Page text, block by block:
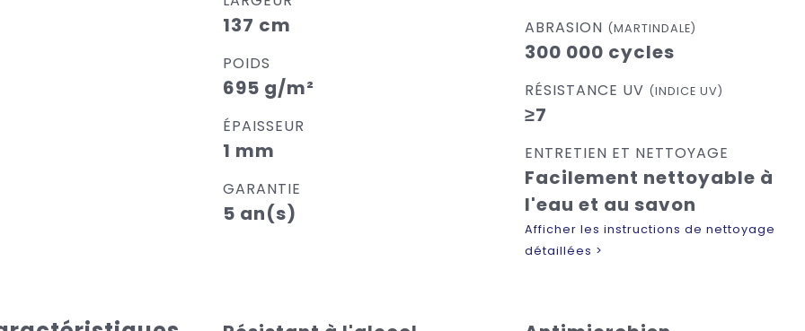
137 cm
POIDS
695 g/m²
ÉPAISSEUR
1 mm
GARANTIE
5 an(s)
ABRASION (MARTINDALE)
300 000 cycles
RÉSISTANCE UV (INDICE UV)
≥7
ENTRETIEN ET NETTOYAGE
Facilement nettoyable à
l'eau et au savon
Afficher les instructions de nettoyage
détaillées >